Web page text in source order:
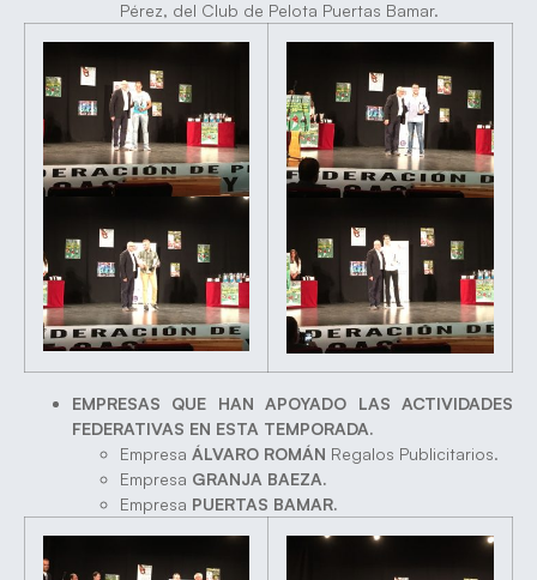
Pérez, del Club de Pelota Puertas Bamar.
EMPRESAS QUE HAN APOYADO LAS ACTIVIDADES
FEDERATIVAS EN ESTA TEMPORADA.
Empresa ÁLVARO ROMÁN Regalos Publicitarios.
Empresa GRANJA BAEZA.
Empresa PUERTAS BAMAR.